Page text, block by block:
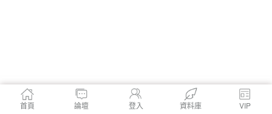
首頁 論壇 登入 資料庫 VIP